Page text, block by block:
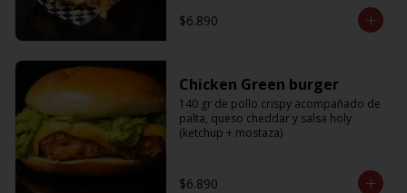
$6.890
Chicken Green burger
140 gr de pollo crispy acompañado de
palta, queso cheddar y salsa holy
(ketchup + mostaza)
$6.890